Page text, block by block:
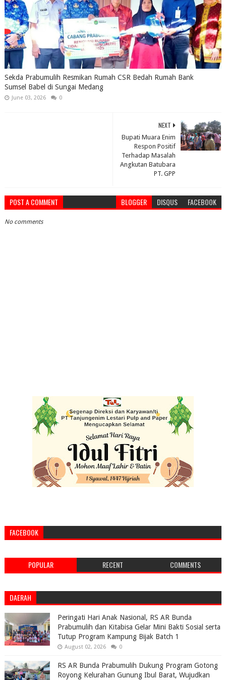
Sekda Prabumulih Resmikan Rumah CSR Bedah Rumah Bank
Sumsel Babel di Sungai Medang
June 03, 2026 0
NEXT
Bupati Muara Enim
Respon Positif
Terhadap Masalah
Angkutan Batubara
PT. GPP
POST A COMMENT BLOGGER DISQUS FACEBOOK
No comments
FACEBOOK
POPULAR RECENT COMMENTS
DAERAH
Peringati Hari Anak Nasional, RS AR Bunda
Prabumulih dan Kitabisa Gelar Mini Bakti Sosial serta
Tutup Program Kampung Bijak Batch 1
August 02, 2026 0
RS AR Bunda Prabumulih Dukung Program Gotong
Royong Kelurahan Gunung Ibul Barat, Wujudkan